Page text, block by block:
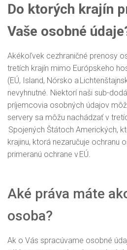
Do ktorých krajín
Vaše osobné
Akékoľvek cezhraničné prenosy
tretích krajín mimo Európskeho
(EÚ, Island, Nórsko a
nevyhnutné. Niektorí naši sub-
príjemcovia osobných údajov
servery sa môžu nachádzať v
Spojených Štátoch Amerických,
krajinu, ktorá nezaručuje ochranu
primeranú ochrane v EÚ.
Aké práva máte
osoba?
Ak o Vás spracúvame osobné